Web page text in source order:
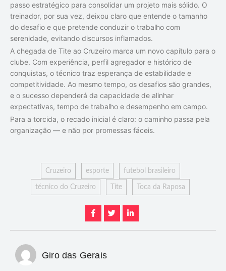
passo estratégico para consolidar um projeto mais sólido. O
treinador, por sua vez, deixou claro que entende o tamanho
do desafio e que pretende conduzir o trabalho com
serenidade, evitando discursos inflamados.
A chegada de Tite ao Cruzeiro marca um novo capítulo para o
clube. Com experiência, perfil agregador e histórico de
conquistas, o técnico traz esperança de estabilidade e
competitividade. Ao mesmo tempo, os desafios são grandes,
e o sucesso dependerá da capacidade de alinhar
expectativas, tempo de trabalho e desempenho em campo.
Para a torcida, o recado inicial é claro: o caminho passa pela
organização — e não por promessas fáceis.
Cruzeiro esporte futebol brasileiro
técnico do Cruzeiro Tite Toca da Raposa
Giro das Gerais